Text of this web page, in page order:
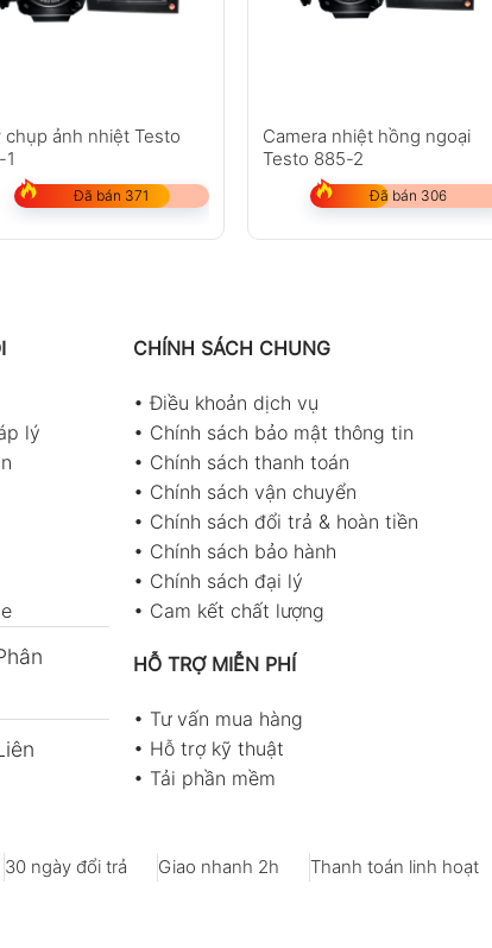
chụp ảnh nhiệt Testo
Đã bán 371
Camera nhiệt hồng ngoại
Testo 885-2
Đã bán 306
lý
CHÍNH SÁCH CHUNG
•Điều khoản dịch vụ
• Chính sách bảo mật thông tin
• Chính sách thanh toán
• Chính sách vận chuyển
• Chính sách đổi trả & hoàn tiền
• Chính sách bảo hành
• Chính sách đại lý
• Cam kết chất lượng
HỖ TRỢ MIỄN PHÍ
• Tư vấn mua hàng
• Hỗ trợ kỹ thuật
• Tải phần mềm
30 ngày đổi trả Giao nhanh 2h Thanh toán linh hoạt